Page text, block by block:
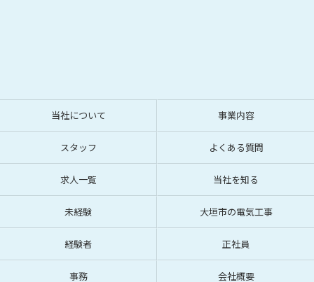
当社について 事業内容
スタッフ よくある質問
求人一覧 当社を知る
未経験 大垣市の電気工事
経験者 正社員
事務 会社概要